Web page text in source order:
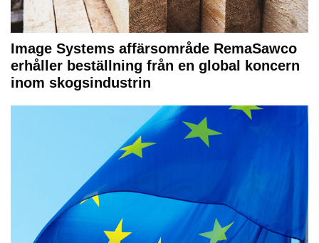
Image Systems affärsområde RemaSawco
erhåller beställning från en global koncern
inom skogsindustrin